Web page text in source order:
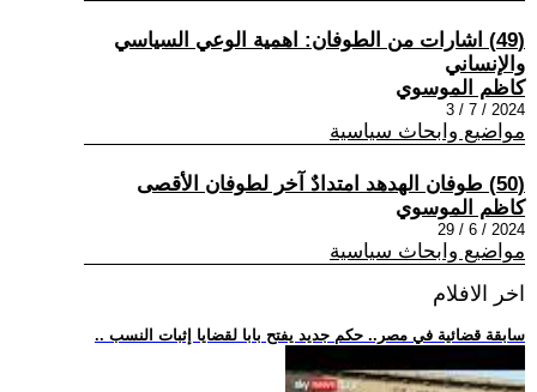
(49) اشارات من الطوفان: اهمية الوعي السياسي
والإنساني
كاظم الموسوي
2024 / 7 / 3
مواضيع وابحاث سياسية
(50) طوفان الهدهد امتدادٌ آخر لطوفان الأقصى
كاظم الموسوي
2024 / 6 / 29
مواضيع وابحاث سياسية
اخر الافلام
.. سابقة قضائية في مصر.. حكم جديد يفتح بابا لقضايا إثبات النسب